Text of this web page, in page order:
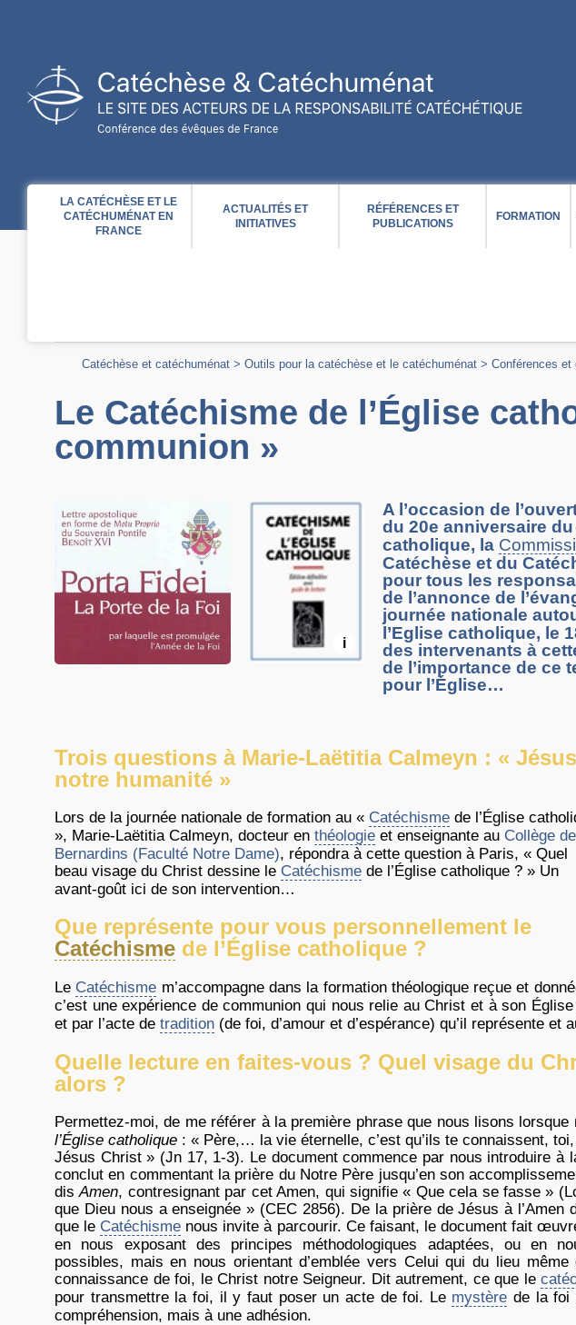
LA CATÉCHÈSE ET LE
CATÉCHUMÉNAT EN
FRANCE
ACTUALITÉS ET
INITIATIVES
RÉFÉRENCES ET
PUBLICATIONS
FORMATION
Catéchèse et catéchuménat > Outils pour la catéchèse et le catéchuménat > Conférences et
Le Catéchisme de l’Église
communion »
i
A l’occasion de
du 20e anniversaire du
catholique, la
Catéchèse et du
pour tous les
de l’annonce de
journée nationale
l’Eglise catholique, le
des intervenants à
de l’importance de ce
pour l’Église…
Trois questions à Marie-Laëtitia Calmeyn : «
notre humanité »
Lors de la journée nationale de formation au « Catéchisme de l’Église
», Marie-Laëtitia Calmeyn, docteur en théologie et enseignante au Collège
Bernardins (Faculté Notre Dame), répondra à cette question à Paris, « Quel
beau visage du Christ dessine le Catéchisme de l’Église catholique ? » Un
avant-goût ici de son intervention…
Que représente pour vous personnellement le
Catéchisme de l’Église catholique ?
Le Catéchisme m’accompagne dans la formation théologique reçue et
c’est une expérience de communion qui nous relie au Christ et à son
et par l’acte de tradition (de foi, d’amour et d’espérance) qu’il représente et
Quelle lecture en faites-vous ? Quel visage du
alors ?
Permettez-moi, de me référer à la première phrase que nous lisons lorsque
l’Église catholique : « Père,… la vie éternelle, c’est qu’ils te connaissent,
Jésus Christ » (Jn 17, 1-3). Le document commence par nous introduire à
conclut en commentant la prière du Notre Père jusqu’en son
disAmen, contresignant par cet Amen, qui signifie « Que cela se fasse »
que Dieu nous a enseignée » (CEC 2856). De la prière de Jésus à l’Amen
que le Catéchisme nous invite à parcourir. Ce faisant, le document fait
en nous exposant des principes méthodologiques adaptées, ou en
possibles, mais en nous orientant d’emblée vers Celui qui du lieu
connaissance de foi, le Christ notre Seigneur. Dit autrement, ce que le
pour transmettre la foi, il y faut poser un acte de foi. Le mystère de la foi
compréhension, mais à une adhésion.